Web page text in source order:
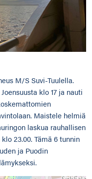
M/S Suvi-Tuulella.
klo 17 ja nauti
Maistele helmiä
laskua rauhallisen
23.00. Tämä 6 tunnin
ja Puodin